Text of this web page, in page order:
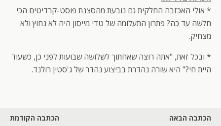
* אולי האכזבה החלקית גם נובעת מהסצנת פוסט-קרדיטים הכי
חלשה עד כה? פתרון התעלומה של טדי מייסון היה לא נחוץ ולא
מצחיק.
* ובכל זאת, "אתה רוצה שאחתוך לשלושה שבועות לפני כן, כשעוד
היית חי?" היא שורה נהדרת בביצוע נהדר של ג'סטין רולנד.
הכתבה הקודמת
הכתבה הבאה